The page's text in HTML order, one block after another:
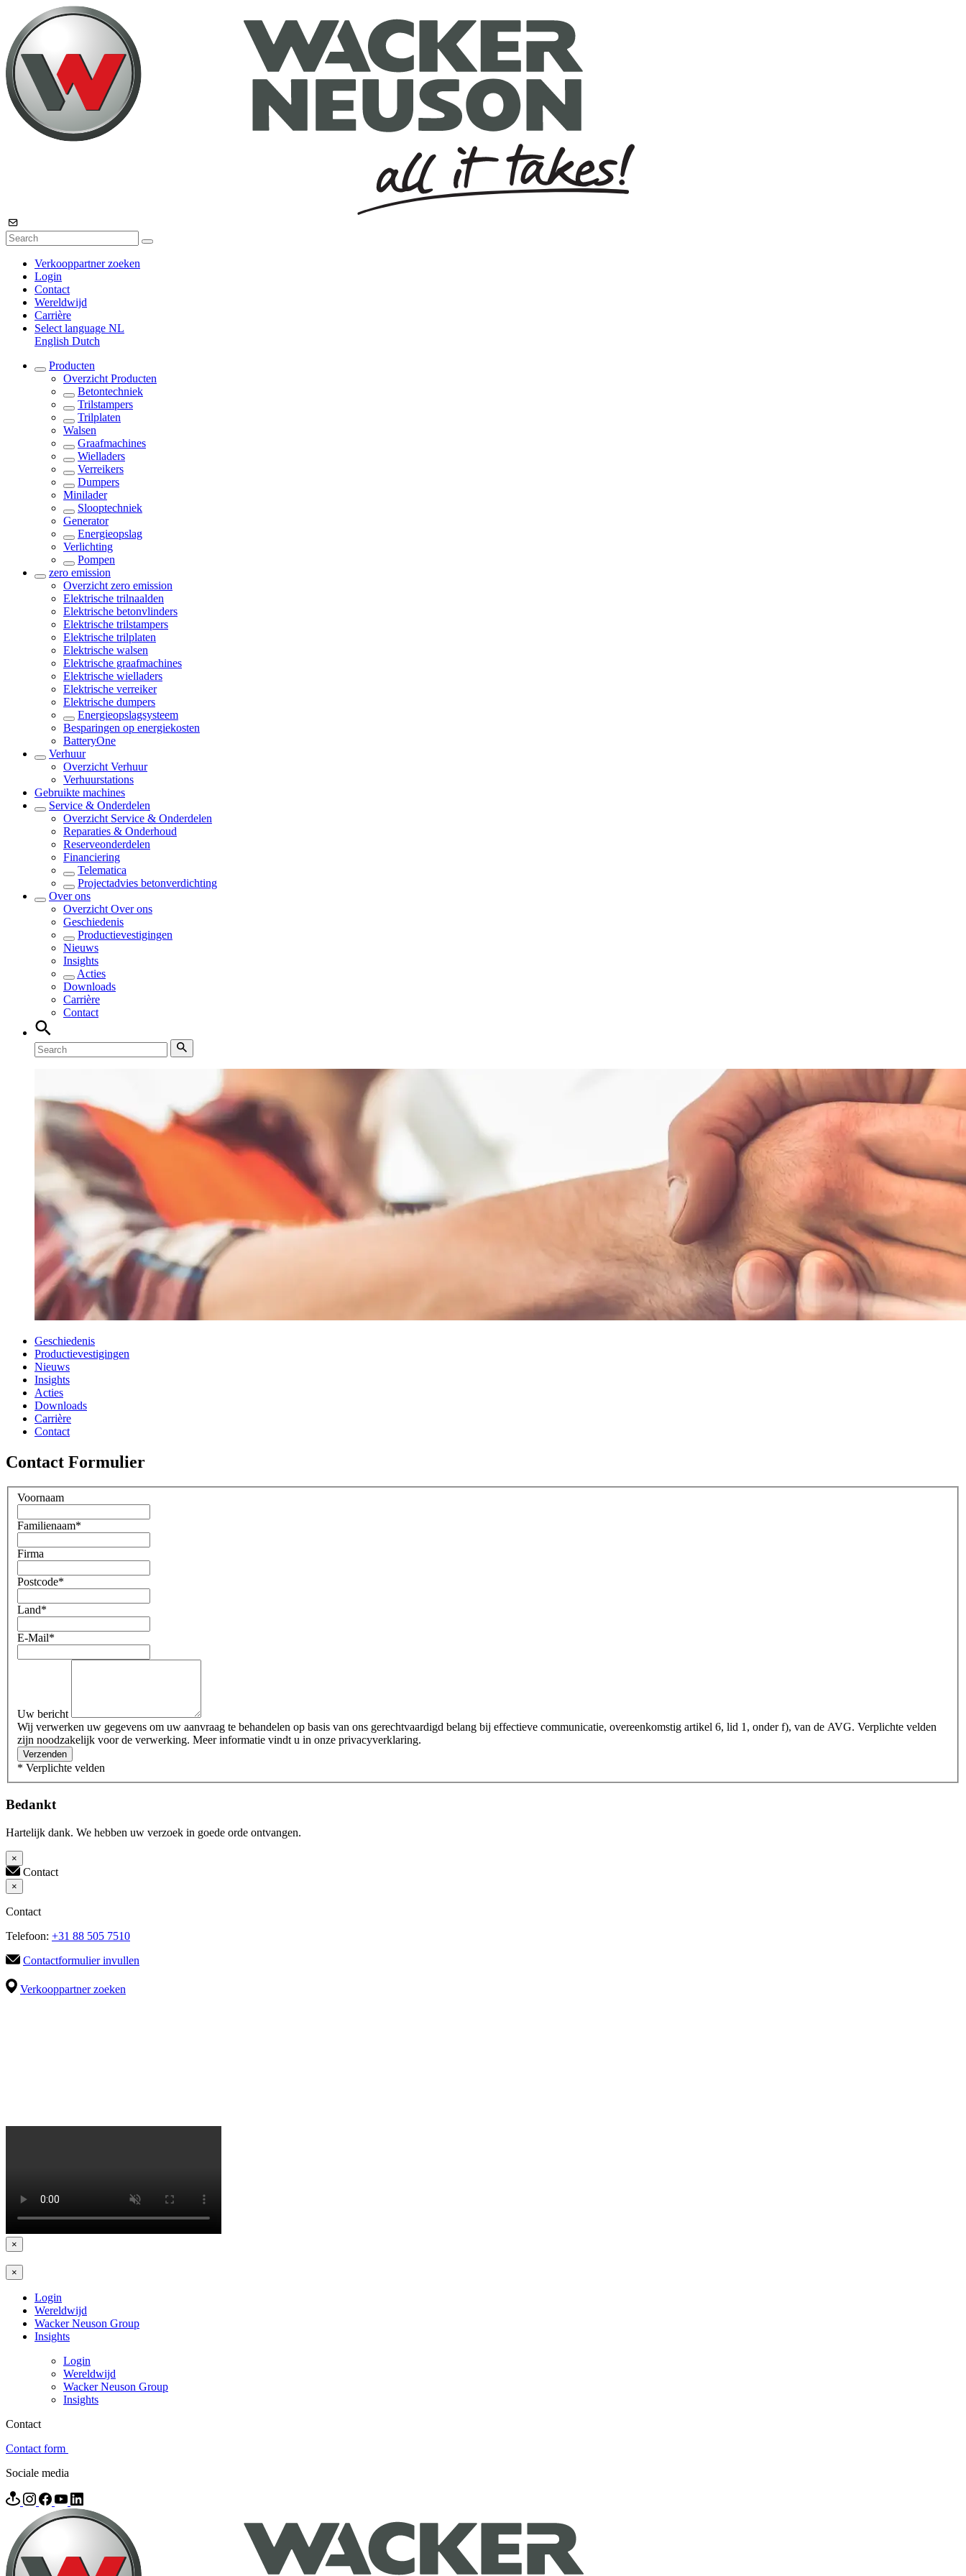
Verkooppartner zoeken
Login
Contact
Wereldwijd
Carrière
Select language NL
English Dutch
Producten
Overzicht Producten
Betontechniek
Trilstampers
Trilplaten
Walsen
Graafmachines
Wielladers
Verreikers
Dumpers
Minilader
Slooptechniek
Generator
Energieopslag
Verlichting
Pompen
zero emission
Overzicht zero emission
Elektrische trilnaalden
Elektrische betonvlinders
Elektrische trilstampers
Elektrische trilplaten
Elektrische walsen
Elektrische graafmachines
Elektrische wielladers
Elektrische verreiker
Elektrische dumpers
Energieopslagsysteem
Besparingen op energiekosten
BatteryOne
Verhuur
Overzicht Verhuur
Verhuurstations
Gebruikte machines
Service & Onderdelen
Overzicht Service & Onderdelen
Reparaties & Onderhoud
Reserveonderdelen
Financiering
Telematica
Projectadvies betonverdichting
Over ons
Overzicht Over ons
Geschiedenis
Productievestigingen
Nieuws
Insights
Acties
Downloads
Carrière
Contact
Geschiedenis
Productievestigingen
Nieuws
Insights
Acties
Downloads
Carrière
Contact
Contact Formulier
Voornaam
Familienaam*
Firma
Postcode*
Land*
E-Mail*
Uw bericht
Wij verwerken uw gegevens om uw aanvraag te behandelen op basis van ons gerechtvaardigd belang bij effectieve communicatie, overeenkomstig artikel 6, lid 1, onder f), van de AVG. Verplichte velden
zijn noodzakelijk voor de verwerking. Meer informatie vindt u in onze privacyverklaring.
Verzenden
* Verplichte velden
Bedankt
Hartelijk dank. We hebben uw verzoek in goede orde ontvangen.
×
Contact
×
Contact
Telefoon: +31 88 505 7510
Contactformulier invullen
Verkooppartner zoeken
×
×
Login
Wereldwijd
Wacker Neuson Group
Insights
Login
Wereldwijd
Wacker Neuson Group
Insights
Contact
Contact form
Sociale media